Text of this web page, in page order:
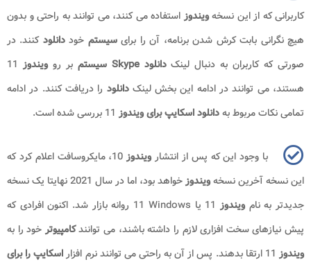
کاربرانی که از این نسخهویندوزاستفاده می کنند، می توانند به راحتی و بدون
هیچ نگرانی بابت کرش شدن برنامه، آن را برایسیستم خوددانلودکنند. در
صورتی که کاربران به دنبال لینکدانلودSkype سیستمبر روویندوز 11
هستند، می توانند در ادامه این بخش لینکدانلود را دریافت کنند. در ادامه
تمامی نکات مربوط بهدانلود اسکایپ برای ویندوز11 بررسی شده است.
با وجود این که پس از انتشار ویندوز
10، مایکروسافت اعلام کرد که
این نسخه آخرین نسخهویندوز
خواهد بود، اما در سال 2021 نهایتا یک نسخه
جدیدتر به نامویندوز 11 یا Windows
11 روانه بازار شد. اکنون افرادی که
پیش نیازهای سخت افزاری لازم را داشته باشند، می توانندکامپیوترخود را به
ویندوز 11 ارتقا بدهند. پس از آن به راحتی می توانند نرم افزار
اسکایپ را برای